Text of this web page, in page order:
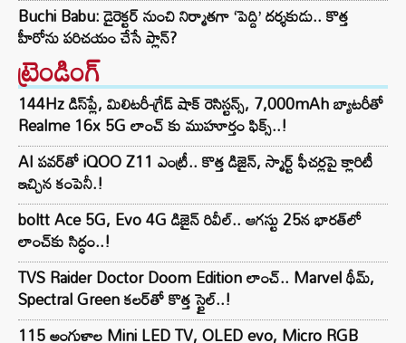
Buchi Babu: డైరెక్టర్ నుంచి నిర్మాతగా ‘పెద్ది’ దర్శకుడు.. కొత్త
హీరోను పరిచయం చేసే ప్లాన్?
ట్రెండింగ్‌
144Hz డిస్‌ప్లే, మిలిటరీ-గ్రేడ్ షాక్ రెసిస్టన్స్, 7,000mAh బ్యాటరీతో
Realme 16x 5G లాంచ్ కు ముహూర్తం ఫిక్స్..!
AI పవర్‌తో iQOO Z11 ఎంట్రీ.. కొత్త డిజైన్, స్మార్ట్ ఫీచర్లపై క్లారిటీ
ఇచ్చిన కంపెనీ.!
boltt Ace 5G, Evo 4G డిజైన్ రివీల్.. ఆగస్టు 25న భారత్‌లో
లాంచ్‌కు సిద్ధం..!
TVS Raider Doctor Doom Edition లాంచ్.. Marvel థీమ్,
Spectral Green కలర్‌తో కొత్త స్టైల్..!
115 అంగుళాల Mini LED TV, OLED evo, Micro RGB